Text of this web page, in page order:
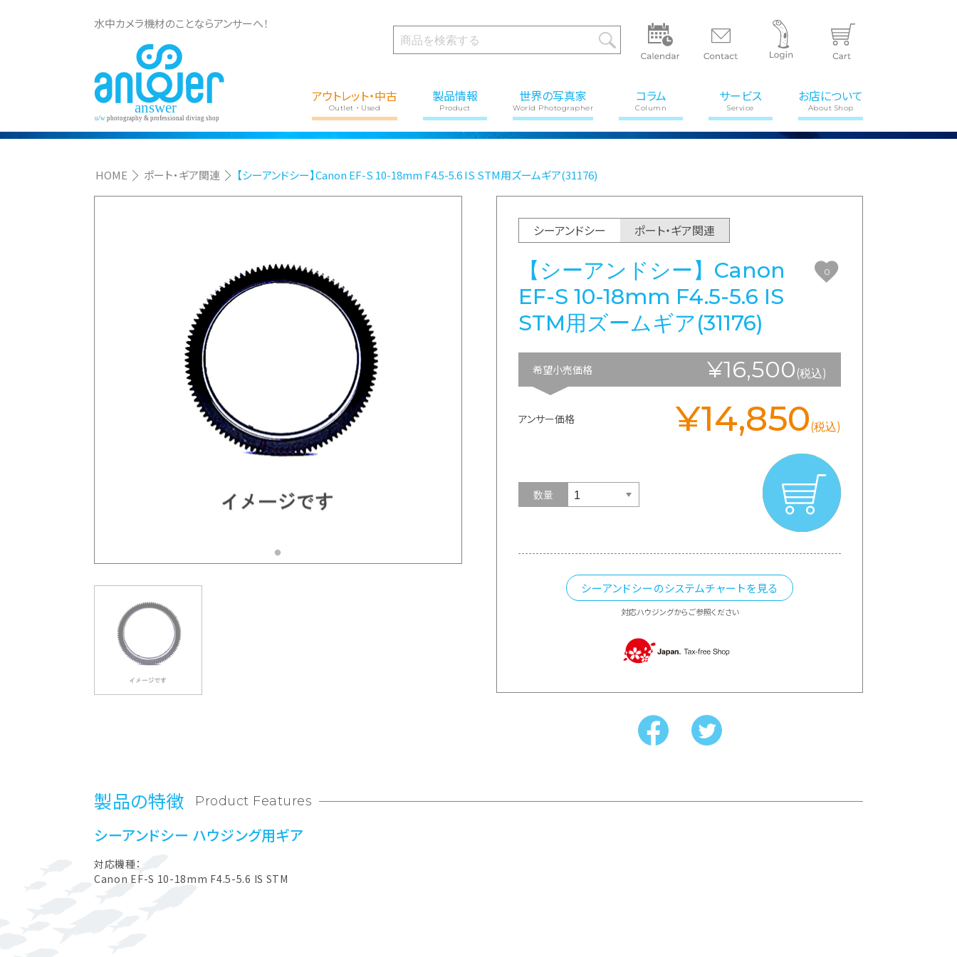
水中カメラ機材のことならアンサーへ！
アウトレット・中古
Outlet・Used
製品情報
Product
世界の写真家
World Photographer
コラム
Column
サービス
Service
お店について
About Shop
HOME ポート・ギア関連 【シーアンドシー】Canon EF-S 10-18mm F4.5-5.6 IS STM用ズームギア(31176)
シーアンドシー ポート・ギア関連
【シーアンドシー】Canon
EF-S 10-18mm F4.5-5.6 IS
STM用ズームギア(31176)
0
希望小売価格 ¥16,500 (税込)
アンサー価格 ¥14,850(税込)
数量
シーアンドシーのシステムチャートを見る
対応ハウジングからご参照ください
製品の特徴 Product Features
シーアンドシー ハウジング用ギア
対応機種：
Canon EF-S 10-18mm F4.5-5.6 IS STM